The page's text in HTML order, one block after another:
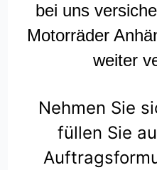
bei uns
Motorräder
weiter
Nehmen Sie
füllen Sie